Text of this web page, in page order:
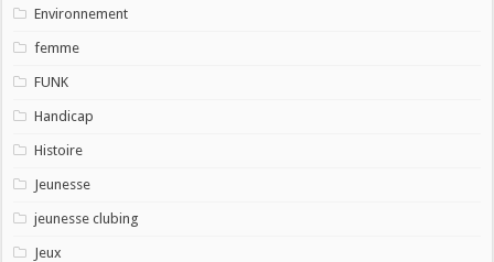
Environnement
femme
FUNK
Handicap
Histoire
Jeunesse
jeunesse clubing
Jeux